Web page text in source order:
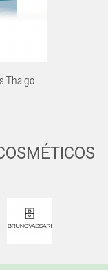
Thalgo